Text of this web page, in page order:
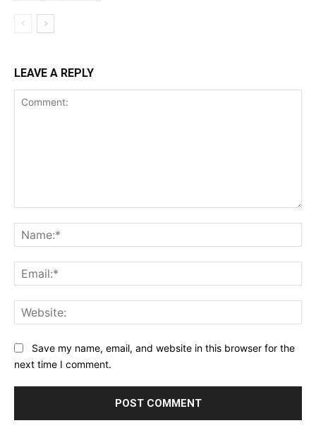
LEAVE A REPLY
Save my name, email, and website in this browser for the
next time I comment.